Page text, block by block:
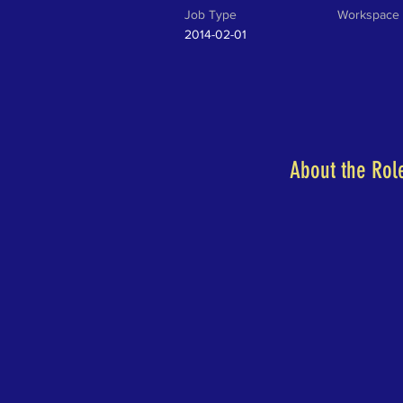
Job Type
2014-02-01
Workspace
About the